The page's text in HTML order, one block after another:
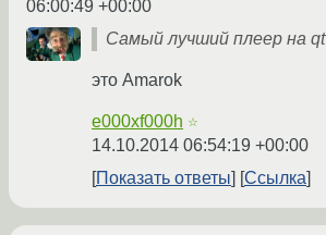
06:00:49 +00:00
Самый лучший плеер на qt
это Amarok
e000xf000h ☆
14.10.2014 06:54:19 +00:00
Показать ответы
Ссылка